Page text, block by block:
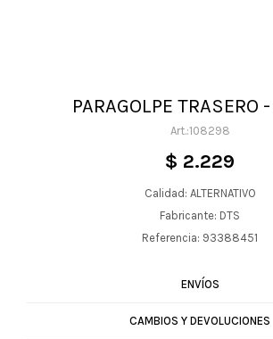
PARAGOLPE TRASERO
108298
$ 2.229
Calidad: ALTERNATIVO
Fabricante: DTS
Referencia: 93388451
ENVÍOS
CAMBIOS Y DEVOLUCIONES